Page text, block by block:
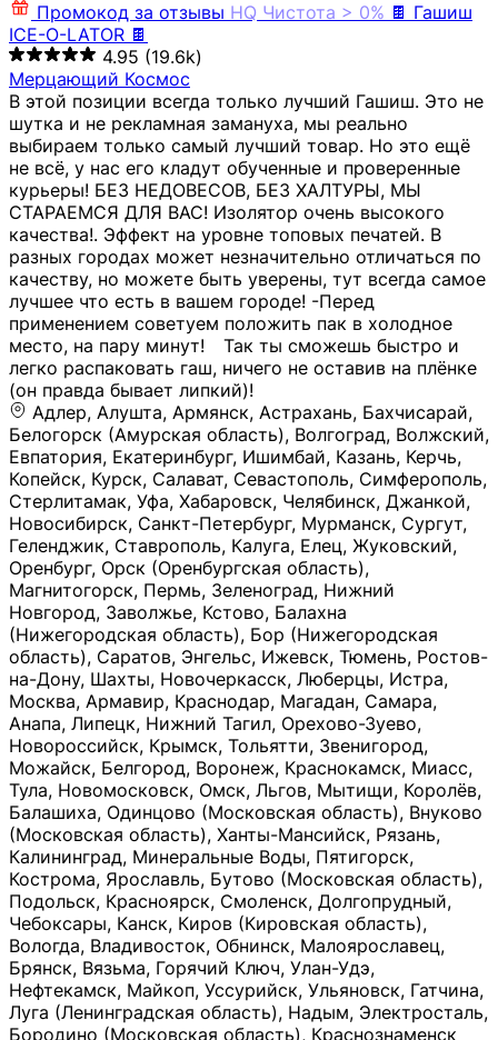
Промокод за отзывы HQ Чистота > 0% 🍫 Гашиш
ICE-O-LATOR 🍫
4.95 (19.6k)
Мерцающий Космос
В этой позиции всегда только лучший Гашиш. Это не
шутка и не рекламная замануха, мы реально
выбираем только самый лучший товар. Но это ещё
не всё, у нас его кладут обученные и проверенные
курьеры! БЕЗ НЕДОВЕСОВ, БЕЗ ХАЛТУРЫ, МЫ
СТАРАЕМСЯ ДЛЯ ВАС! Изолятор очень высокого
качества!. Эффект на уровне топовых печатей. В
разных городах может незначительно отличаться по
качеству, но можете быть уверены, тут всегда самое
лучшее что есть в вашем городе! -Перед
применением советуем положить пак в холодное
место, на пару минут!⠀ Так ты сможешь быстро и
легко распаковать гаш, ничего не оставив на плёнке
(он правда бывает липкий)!
Адлер, Алушта, Армянск, Астрахань, Бахчисарай,
Белогорск (Амурская область), Волгоград, Волжский,
Евпатория, Екатеринбург, Ишимбай, Казань, Керчь,
Копейск, Курск, Салават, Севастополь, Симферополь,
Стерлитамак, Уфа, Хабаровск, Челябинск, Джанкой,
Новосибирск, Санкт-Петербург, Мурманск, Сургут,
Геленджик, Ставрополь, Калуга, Елец, Жуковский,
Оренбург, Орск (Оренбургская область),
Магнитогорск, Пермь, Зеленоград, Нижний
Новгород, Заволжье, Кстово, Балахна
(Нижегородская область), Бор (Нижегородская
область), Саратов, Энгельс, Ижевск, Тюмень, Ростов-
на-Дону, Шахты, Новочеркасск, Люберцы, Истра,
Москва, Армавир, Краснодар, Магадан, Самара,
Анапа, Липецк, Нижний Тагил, Орехово-Зуево,
Новороссийск, Крымск, Тольятти, Звенигород,
Можайск, Белгород, Воронеж, Краснокамск, Миасс,
Тула, Новомосковск, Омск, Льгов, Мытищи, Королёв,
Балашиха, Одинцово (Московская область), Внуково
(Московская область), Ханты-Мансийск, Рязань,
Калининград, Минеральные Воды, Пятигорск,
Кострома, Ярославль, Бутово (Московская область),
Подольск, Красноярск, Смоленск, Долгопрудный,
Чебоксары, Канск, Киров (Кировская область),
Вологда, Владивосток, Обнинск, Малоярославец,
Брянск, Вязьма, Горячий Ключ, Улан-Удэ,
Нефтекамск, Майкоп, Уссурийск, Ульяновск, Гатчина,
Луга (Ленинградская область), Надым, Электросталь,
Бородино (Московская область), Краснознаменск